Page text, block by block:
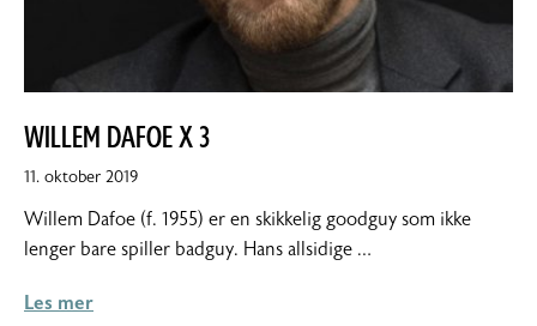
WILLEM DAFOE X 3
11. oktober 201911.
2019
Willem Dafoe (f. 1955) er en skikkelig goodguy som ikke
lenger bare spiller badguy. Hans allsidige …
Les mer